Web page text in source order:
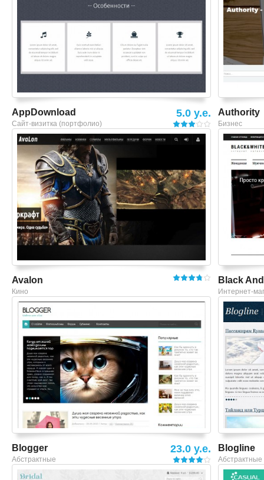
AppDownload
Сайт-визитка (портфолио)
5.0 y.e. Authority
Бизнес
Смотреть шаблон
Avalon
Кино
Black
Интернет-
Blogger
Абстрактные
23.0 y.e. Blogline
Абстрактные